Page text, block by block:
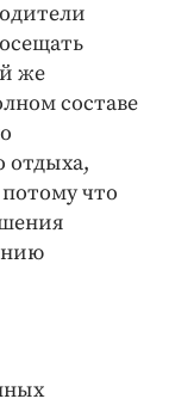
же
составе
отдыха,
что